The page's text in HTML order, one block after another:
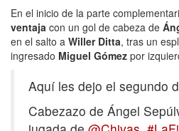
En el inicio de la parte
ventaja con un gol de cabeza de
en el salto a Willer Ditta, tras un
ingresado Miguel Gómez por
Aquí les dejo el segundo
Cabezazo de Ángel